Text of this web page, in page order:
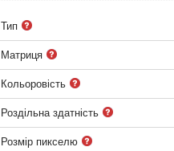
Тип
Матриця
Кольоровість
Роздільна здатність
Розмір пикселю